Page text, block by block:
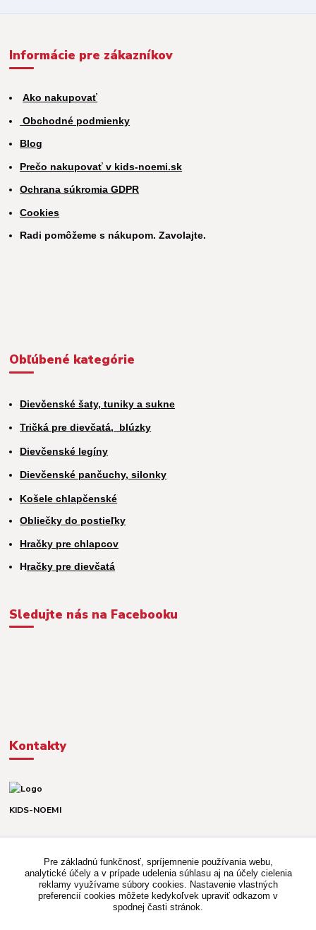
Informácie pre zákazníkov
Ako nakupovať
Obchodné podmienky
Blog
Prečo nakupovať v kids-noemi.sk
Ochrana súkromia GDPR
Cookies
Radi pomôžeme s nákupom. Zavolajte.
Obľúbené kategórie
Dievčenské šaty, tuniky a sukne
Tričká pre dievčatá, blúzky
Dievčenské legíny
Dievčenské pančuchy, silonky
Košele chlapčenské
Obliečky do postieľky
Hračky pre chlapcov
Hračky pre dievčatá
Sledujte nás na Facebooku
Kontakty
KIDS-NOEMI
(Po-Pia, 8-16 hod.)
kidsnoemi.shop@gmail.com
Pre základnú funkčnosť, spríjemnenie používania webu,
analytické účely a v prípade udelenia súhlasu aj na účely cielenia
reklamy využívame súbory cookies. Nastavenie vlastných
preferencií cookies môžete kedykoľvek upraviť odkazom v
spodnej časti stránok.